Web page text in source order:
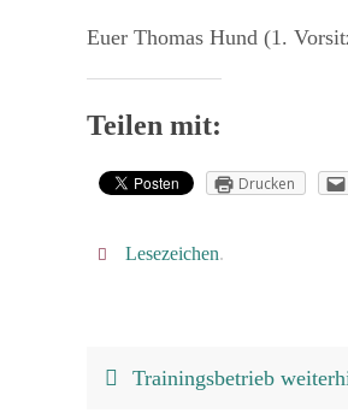
Euer Thomas Hund (1.
Teilen mit:
Drucken
Lesezeichen.
Trainingsbetrieb